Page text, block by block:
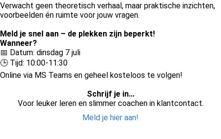
Verwacht geen theoretisch verhaal, maar praktische inzichten,
voorbeelden én ruimte voor jouw vragen.
Meld je snel aan – de plekken zijn beperkt!
Wanneer?
📅 Datum: dinsdag 7 juli
🕒 Tijd: 10:00-11:30
Online via MS Teams en geheel kosteloos te volgen!
Schrijf je in…
Voor leuker leren en slimmer coachen in klantcontact.
Meld je hier aan!